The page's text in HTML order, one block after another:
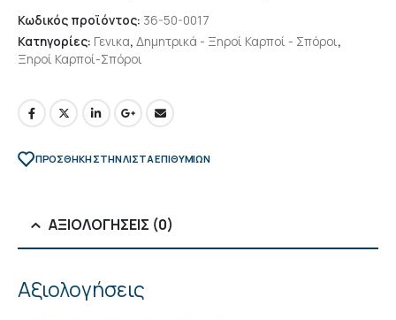
Κωδικός προϊόντος: 36-50-0017
Κατηγορίες: Γενικα, Δημητρικά - Ξηροί Καρποί - Σπόροι,
Ξηροί Καρποί-Σπόροι
ΠΡΌΣΘΉΚΗ ΣΤΗΝ ΛΊΣΤΑ ΕΠΙΘΥΜΙΏΝ
ΑΞΙΟΛΟΓΉΣΕΙΣ (0)
Αξιολογήσεις